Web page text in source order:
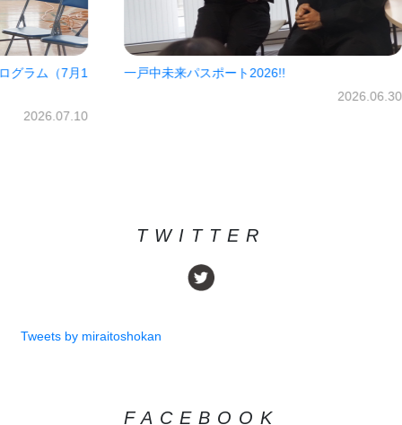
月1
一戸中未来パスポート2026!!
2026.06.30
だ
TWITTER
Tweets by miraitoshokan
FACEBOOK